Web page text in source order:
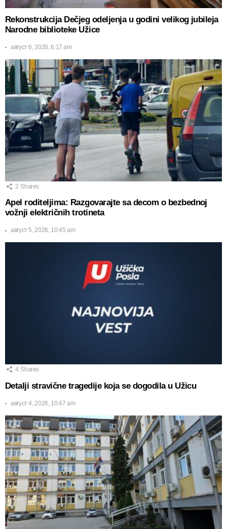
Rekonstrukcija Dečjeg odeljenja u godini velikog jubileja
Narodne biblioteke Užice
август 6, 2026, 6:17 am
2 Shares
Apel roditeljima: Razgovarajte sa decom o bezbednoj
vožnji električnih trotineta
август 5, 2026, 10:45 am
4 Shares
Detalji stravične tragedije koja se dogodila u Užicu
август 4, 2026, 10:47 am